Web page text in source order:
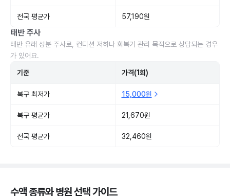
전국 평균가 57,190원
태반 주사
태반 유래 성분 주사로, 컨디션 저하나 회복기 관리 목적으로 상담되는 경우
가 있어요.
기준 가격(1회)
북구 최저가 15,000원
북구 평균가 21,670원
전국 평균가 32,460원
수액 종류와 병원 선택 가이드